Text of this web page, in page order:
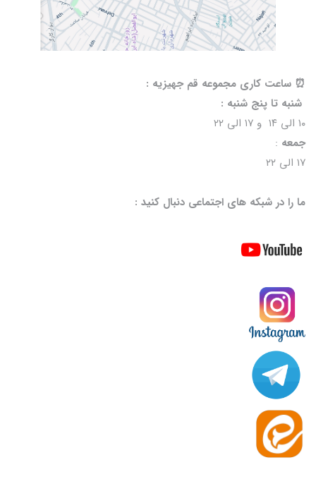
⏰️ ساعت کاری مجموعه قم جهیزیه :
شنبه تا پنج شنبه :
۱۰ الی ۱۴ و ۱۷ الی ۲۲
جمعه :
۱۷ الی ۲۲
ما را در شبکه های اجتماعی دنبال کنید :